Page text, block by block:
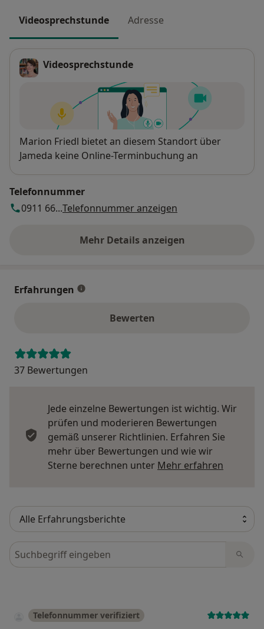
Videosprechstunde Adresse
Videosprechstunde
Verfügbarkeit
Marion Friedl bietet an diesem Standort über
Jameda keine Online-Terminbuchung an
Telefonnummer
0911 66...Telefonnummer anzeigen
Mehr Details anzeigen
über die Adresse
Erfahrungen
Bewerten
37 Bewertungen
Jede einzelne Bewertungen ist wichtig. Wir
prüfen und moderieren Bewertungen
gemäß unserer Richtlinien. Erfahren Sie
mehr über Bewertungen und wie wir
Sterne berechnen unter Mehr erfahren
Bewertungen durchsuchen
Telefonnummer verifiziert